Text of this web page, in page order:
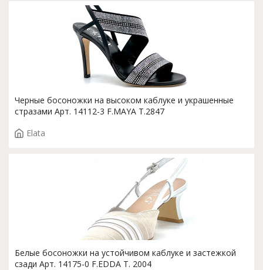
Черные босоножки на высоком каблуке и украшенные
стразами Арт. 14112-3 F.MAYA T.2847
Elata
Белые босоножки на устойчивом каблуке и застежкой
сзади Арт. 14175-0 F.EDDA T. 2004